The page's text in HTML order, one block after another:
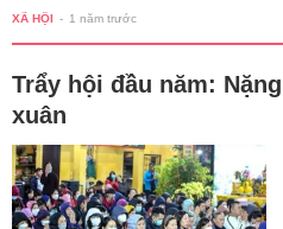
XÃ HỘI - 1 năm trước
Trẩy hội đầu năm:
xuân